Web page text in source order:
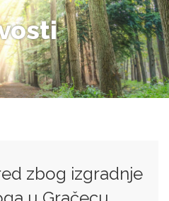
zbog izgradnje